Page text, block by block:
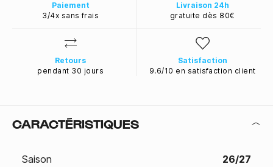
Paiement
3/4x sans frais
Livraison 24h
gratuite dès 80€
Retours
pendant 30 jours
Satisfaction
9.6/10 en satisfaction client
CARACTÉRISTIQUES
Saison 26/27